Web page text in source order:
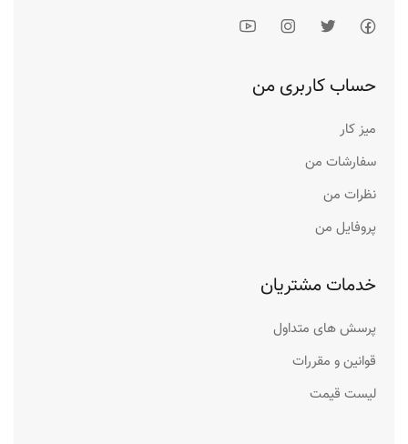
حساب کاربری من
میز کار
سفارشات من
نظرات من
پروفایل من
خدمات مشتریان
پرسش های متداول
قوانین و مقررات
لیست قیمت